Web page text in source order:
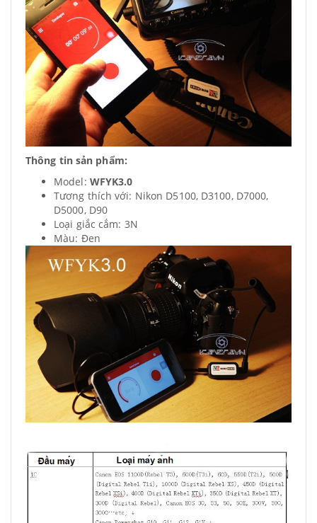
Thông tin sản phẩm:
Model: WFYK3.0
Tương thích với: Nikon D5100, D3100, D7000,
D5000, D90
Loại giắc cắm: 3N
Màu: Đen